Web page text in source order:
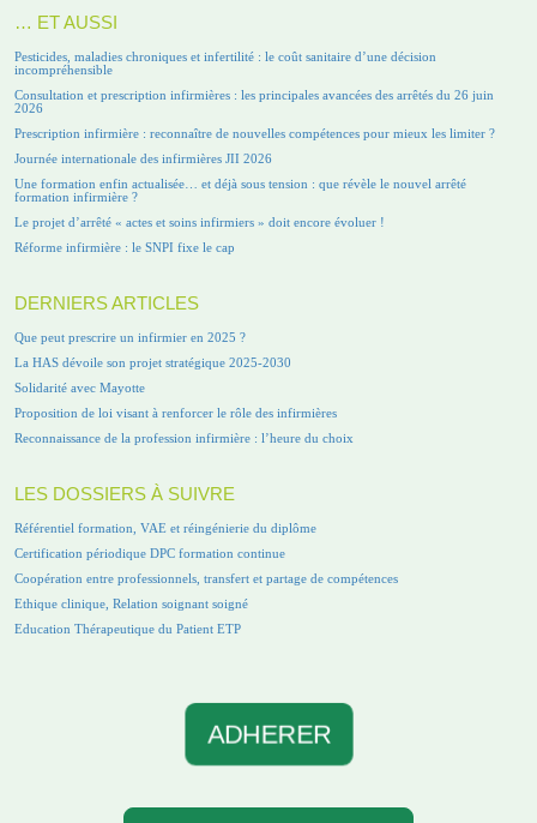
… ET AUSSI
Pesticides, maladies chroniques et infertilité : le coût sanitaire d’une décision
incompréhensible
Consultation et prescription infirmières : les principales avancées des arrêtés du 26 juin
2026
Prescription infirmière : reconnaître de nouvelles compétences pour mieux les limiter ?
Journée internationale des infirmières JII 2026
Une formation enfin actualisée… et déjà sous tension : que révèle le nouvel arrêté
formation infirmière ?
Le projet d’arrêté « actes et soins infirmiers » doit encore évoluer !
Réforme infirmière : le SNPI fixe le cap
DERNIERS ARTICLES
Que peut prescrire un infirmier en 2025 ?
La HAS dévoile son projet stratégique 2025-2030
Solidarité avec Mayotte
Proposition de loi visant à renforcer le rôle des infirmières
Reconnaissance de la profession infirmière : l’heure du choix
LES DOSSIERS À SUIVRE
Référentiel formation, VAE et réingénierie du diplôme
Certification périodique DPC formation continue
Coopération entre professionnels, transfert et partage de compétences
Ethique clinique, Relation soignant soigné
Education Thérapeutique du Patient ETP
ADHERER